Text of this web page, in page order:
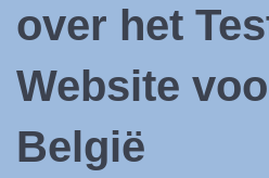
over het
Website
België